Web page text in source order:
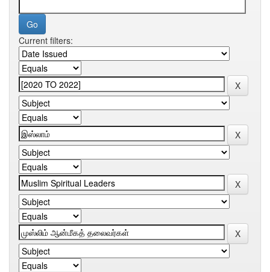
Current filters: